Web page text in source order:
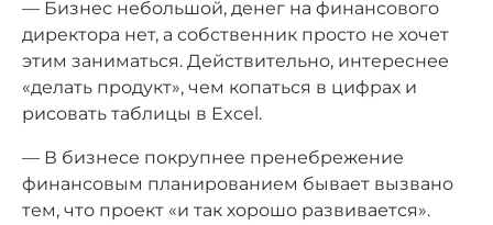
— Бизнес небольшой, денег на финансового
директора нет, а собственник просто не хочет
этим заниматься. Действительно, интереснее
«делать продукт», чем копаться в цифрах и
рисовать таблицы в Excel.
— В бизнесе покрупнее пренебрежение
финансовым планированием бывает вызвано
тем, что проект «и так хорошо развивается».